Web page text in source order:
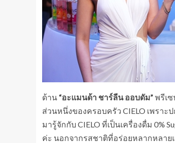
ด้าน “อะแมนด้า ชาร์ลีน ออบดัม” พรีเ
ส่วนหนึ่งของครอบครัว CIELO เพรา
มารู้จักกับ CIELO ที่เป็นเครื่องดื่ม 0%
ค่ะ นอกจากรสชาติที่อร่อยหลากหลา